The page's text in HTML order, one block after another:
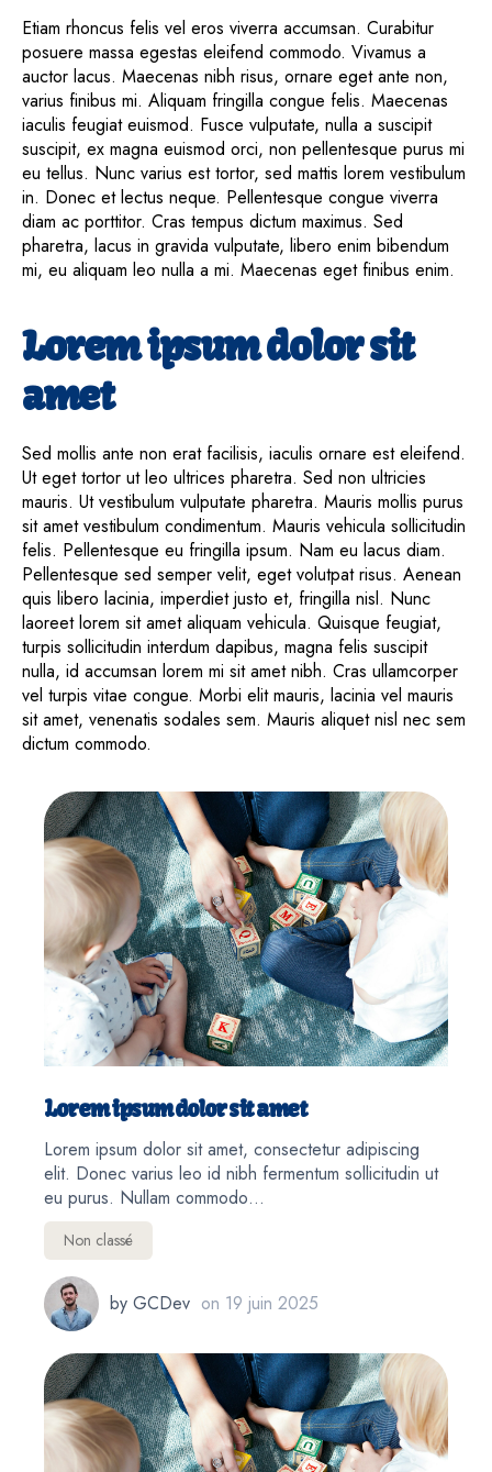
Etiam rhoncus felis vel eros viverra accumsan. Curabitur
posuere massa egestas eleifend commodo. Vivamus a
auctor lacus. Maecenas nibh risus, ornare eget ante non,
varius finibus mi. Aliquam fringilla congue felis. Maecenas
iaculis feugiat euismod. Fusce vulputate, nulla a suscipit
suscipit, ex magna euismod orci, non pellentesque purus mi
eu tellus. Nunc varius est tortor, sed mattis lorem vestibulum
in. Donec et lectus neque. Pellentesque congue viverra
diam ac porttitor. Cras tempus dictum maximus. Sed
pharetra, lacus in gravida vulputate, libero enim bibendum
mi, eu aliquam leo nulla a mi. Maecenas eget finibus enim.
Lorem ipsum dolor sit
amet
Sed mollis ante non erat facilisis, iaculis ornare est eleifend.
Ut eget tortor ut leo ultrices pharetra. Sed non ultricies
mauris. Ut vestibulum vulputate pharetra. Mauris mollis purus
sit amet vestibulum condimentum. Mauris vehicula sollicitudin
felis. Pellentesque eu fringilla ipsum. Nam eu lacus diam.
Pellentesque sed semper velit, eget volutpat risus. Aenean
quis libero lacinia, imperdiet justo et, fringilla nisl. Nunc
laoreet lorem sit amet aliquam vehicula. Quisque feugiat,
turpis sollicitudin interdum dapibus, magna felis suscipit
nulla, id accumsan lorem mi sit amet nibh. Cras ullamcorper
vel turpis vitae congue. Morbi elit mauris, lacinia vel mauris
sit amet, venenatis sodales sem. Mauris aliquet nisl nec sem
dictum commodo.
Lorem ipsum dolor sit amet
Lorem ipsum dolor sit amet
Non classé
Lorem ipsum dolor sit amet, consectetur adipiscing
elit. Donec varius leo id nibh fermentum sollicitudin ut
eu purus. Nullam commodo…
by GCDev on 19 juin 2025
3. Lorem ipsum dolor sit amet